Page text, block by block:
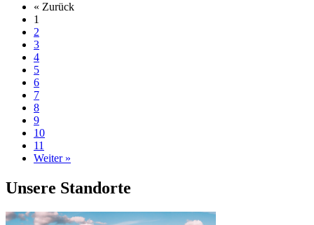
« Zurück
1
2
3
4
5
6
7
8
9
10
11
Weiter »
Unsere Standorte